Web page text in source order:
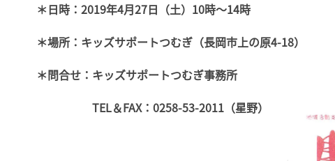
＊日時：2019年4月27日（土）10時～14時
＊場所：キッズサポートつむぎ（長岡市上の原4-18）
＊問合せ：キッズサポートつむぎ事務所
TEL＆FAX：0258-53-2011（星野）